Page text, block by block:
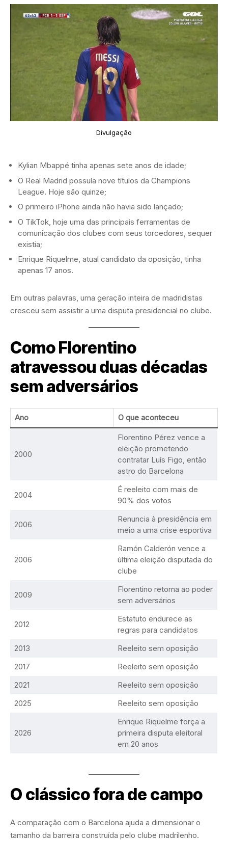
Divulgação
Kylian Mbappé tinha apenas sete anos de idade;
O Real Madrid possuía nove títulos da Champions
League. Hoje são quinze;
O primeiro iPhone ainda não havia sido lançado;
O TikTok, hoje uma das principais ferramentas de
comunicação dos clubes com seus torcedores, sequer
existia;
Enrique Riquelme, atual candidato da oposição, tinha
apenas 17 anos.
Em outras palavras, uma geração inteira de madridistas
cresceu sem assistir a uma disputa presidencial no clube.
Como Florentino
atravessou duas décadas
sem adversários
Ano O que aconteceu
2000
Florentino Pérez vence a
eleição prometendo
contratar Luís Figo, então
astro do Barcelona
2004
É reeleito com mais de
90% dos votos
2006
Renuncia à presidência em
meio a uma crise esportiva
2006
Ramón Calderón vence a
última eleição disputada do
clube
2009
Florentino retorna ao poder
sem adversários
2012
Estatuto endurece as
regras para candidatos
2013
Reeleito sem oposição
2017
Reeleito sem oposição
2021
Reeleito sem oposição
2025
Reeleito sem oposição
2026
Enrique Riquelme força a
primeira disputa eleitoral
em 20 anos
O clássico fora de campo
A comparação com o Barcelona ajuda a dimensionar o
tamanho da barreira construída pelo clube madrilenho.